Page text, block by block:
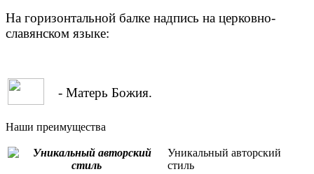
На горизонтальной балке надпись на церковно-
славянском языке:
- Матерь Божия.
Наши преимущества
Уникальный авторский
стиль